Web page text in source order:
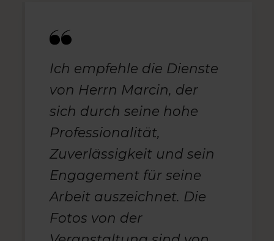
Ich empfehle die Dienste
von Herrn Marcin, der
sich durch seine hohe
Professionalität,
Zuverlässigkeit und sein
Engagement für seine
Arbeit auszeichnet. Die
Fotos von der